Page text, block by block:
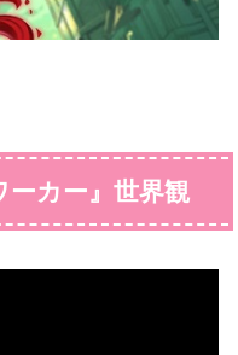
ーカー』世界観